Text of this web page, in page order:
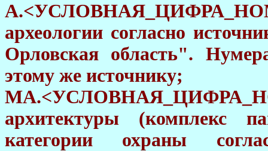
археологии согласно
Орловская область".
этому же источнику;
архитектуры (комплекс
категории охраны